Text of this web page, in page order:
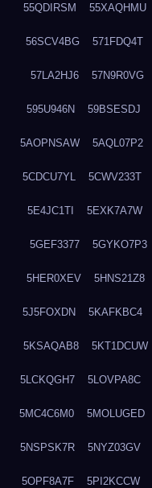
55QDIRSM 55XAQHMU
56SCV4BG 571FDQ4T
57LA2HJ6 57N9R0VG
595U946N 59BSESDJ
5AOPNSAW 5AQL07P2
5CDCU7YL 5CWV233T
5E4JC1TI 5EXK7A7W
5GEF3377 5GYKO7P3
5HER0XEV 5HNS21Z8
5J5FOXDN 5KAFKBC4
5KSAQAB8 5KT1DCUW
5LCKQGH7 5LOVPA8C
5MC4C6M0 5MOLUGED
5NSPSK7R 5NYZ03GV
5OPF8A7F 5PI2KCCW